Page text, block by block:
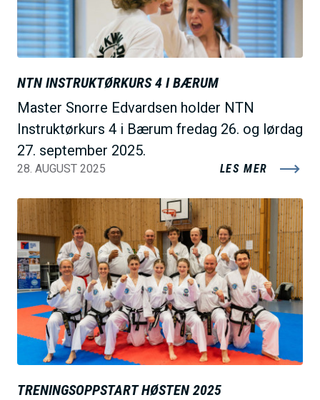
NTN INSTRUKTØRKURS 4 I BÆRUM
Master Snorre Edvardsen holder NTN
Instruktørkurs 4 i Bærum fredag 26. og lørdag
27. september 2025.
28. AUGUST 2025 LES MER
B
i
l
d
e
TRENINGSOPPSTART HØSTEN 2025